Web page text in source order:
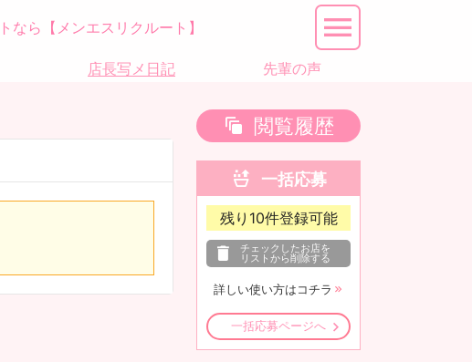
なら【メンエスリクルート】
店長写メ日記 先輩の声
閲覧履歴
一括応募
残り 10件登録可能
チェックしたお店を
リストから削除する
詳しい使い方はコチラ
一括応募ページへ